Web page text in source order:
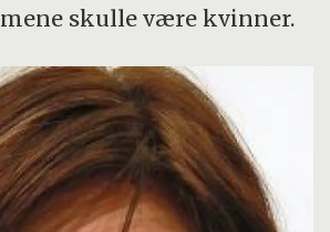
skulle være kvinner.